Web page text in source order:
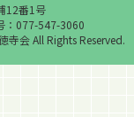
12番1号
：077-547-3060
会 All Rights Reserved.